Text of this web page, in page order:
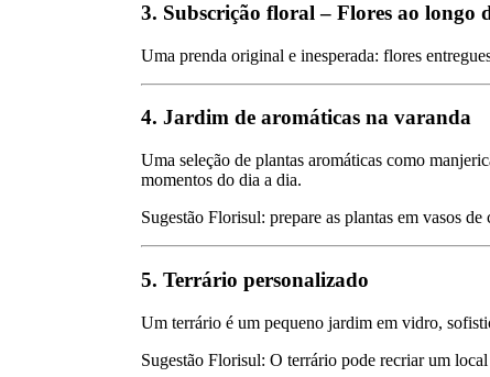
3. Subscrição floral – Flores ao longo
Uma prenda original e inesperada: flores
4. Jardim de aromáticas na varanda
Uma seleção de plantas aromáticas como
momentos do dia a dia.
Sugestão Florisul: prepare as plantas em vasos
5. Terrário personalizado
Um terrário é um pequeno jardim em vidro,
Sugestão Florisul: O terrário pode recriar um